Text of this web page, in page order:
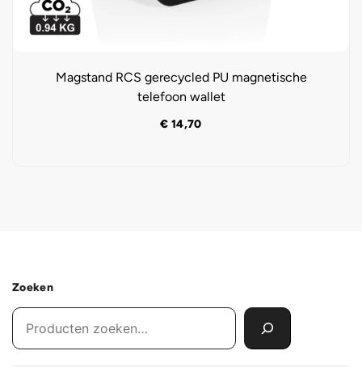
Magstand RCS gerecycled PU magnetische
telefoon wallet
€ 14,70
Zoeken